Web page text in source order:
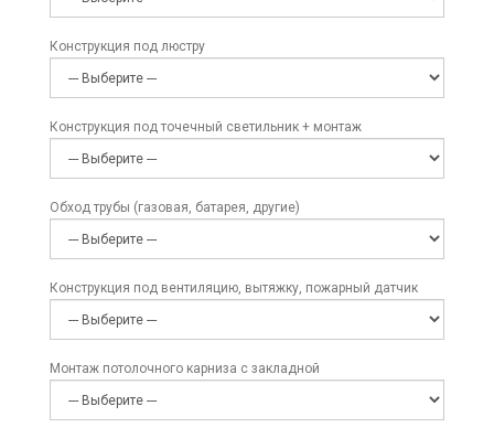
Конструкция под люстру
Конструкция под точечный светильник + монтаж
Обход трубы (газовая, батарея, другие)
Конструкция под вентиляцию, вытяжку, пожарный датчик
Монтаж потолочного карниза с закладной